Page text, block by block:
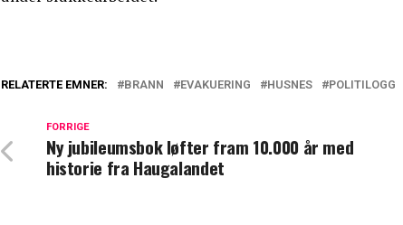
RELATERTE EMNER: BRANN EVAKUERING HUSNES POLITILOGG
FORRIGE
Ny jubileumsbok løfter fram 10.000 år med
historie fra Haugalandet